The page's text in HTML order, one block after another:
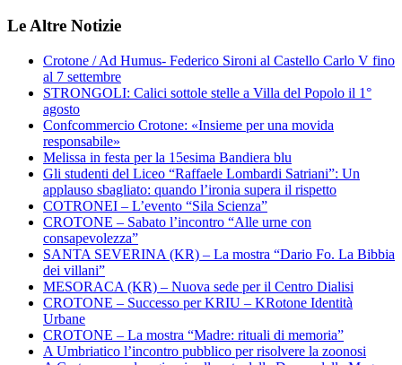
Le Altre Notizie
Crotone / Ad Humus- Federico Sironi al Castello Carlo V fino
al 7 settembre
STRONGOLI: Calici sottole stelle a Villa del Popolo il 1°
agosto
Confcommercio Crotone: «Insieme per una movida
responsabile»
Melissa in festa per la 15esima Bandiera blu
Gli studenti del Liceo “Raffaele Lombardi Satriani”: Un
applauso sbagliato: quando l’ironia supera il rispetto
COTRONEI – L’evento “Sila Scienza”
CROTONE – Sabato l’incontro “Alle urne con
consapevolezza”
SANTA SEVERINA (KR) – La mostra “Dario Fo. La Bibbia
dei villani”
MESORACA (KR) – Nuova sede per il Centro Dialisi
CROTONE – Successo per KRIU – KRotone Identità
Urbane
CROTONE – La mostra “Madre: rituali di memoria”
A Umbriatico l’incontro pubblico per risolvere la zoonosi